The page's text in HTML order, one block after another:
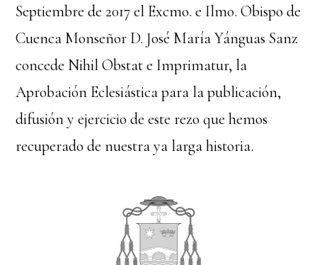
Septiembre de 2017 el Excmo. e Ilmo. Obispo de
Cuenca Monseñor D. José María Yánguas Sanz
concede Nihil Obstat e Imprimatur, la
Aprobación Eclesiástica para la publicación,
difusión y ejercicio de este rezo que hemos
recuperado de nuestra ya larga historia.